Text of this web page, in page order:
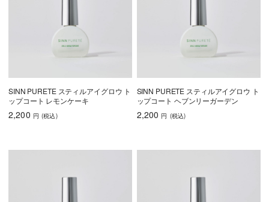
SINN PURETE スティルアイグロウ ト
ップコート レモンケーキ
2,200 円 (税込)
SINN PURETE スティルアイグロウ ト
ップコート ヘブンリーガーデン
2,200 円 (税込)